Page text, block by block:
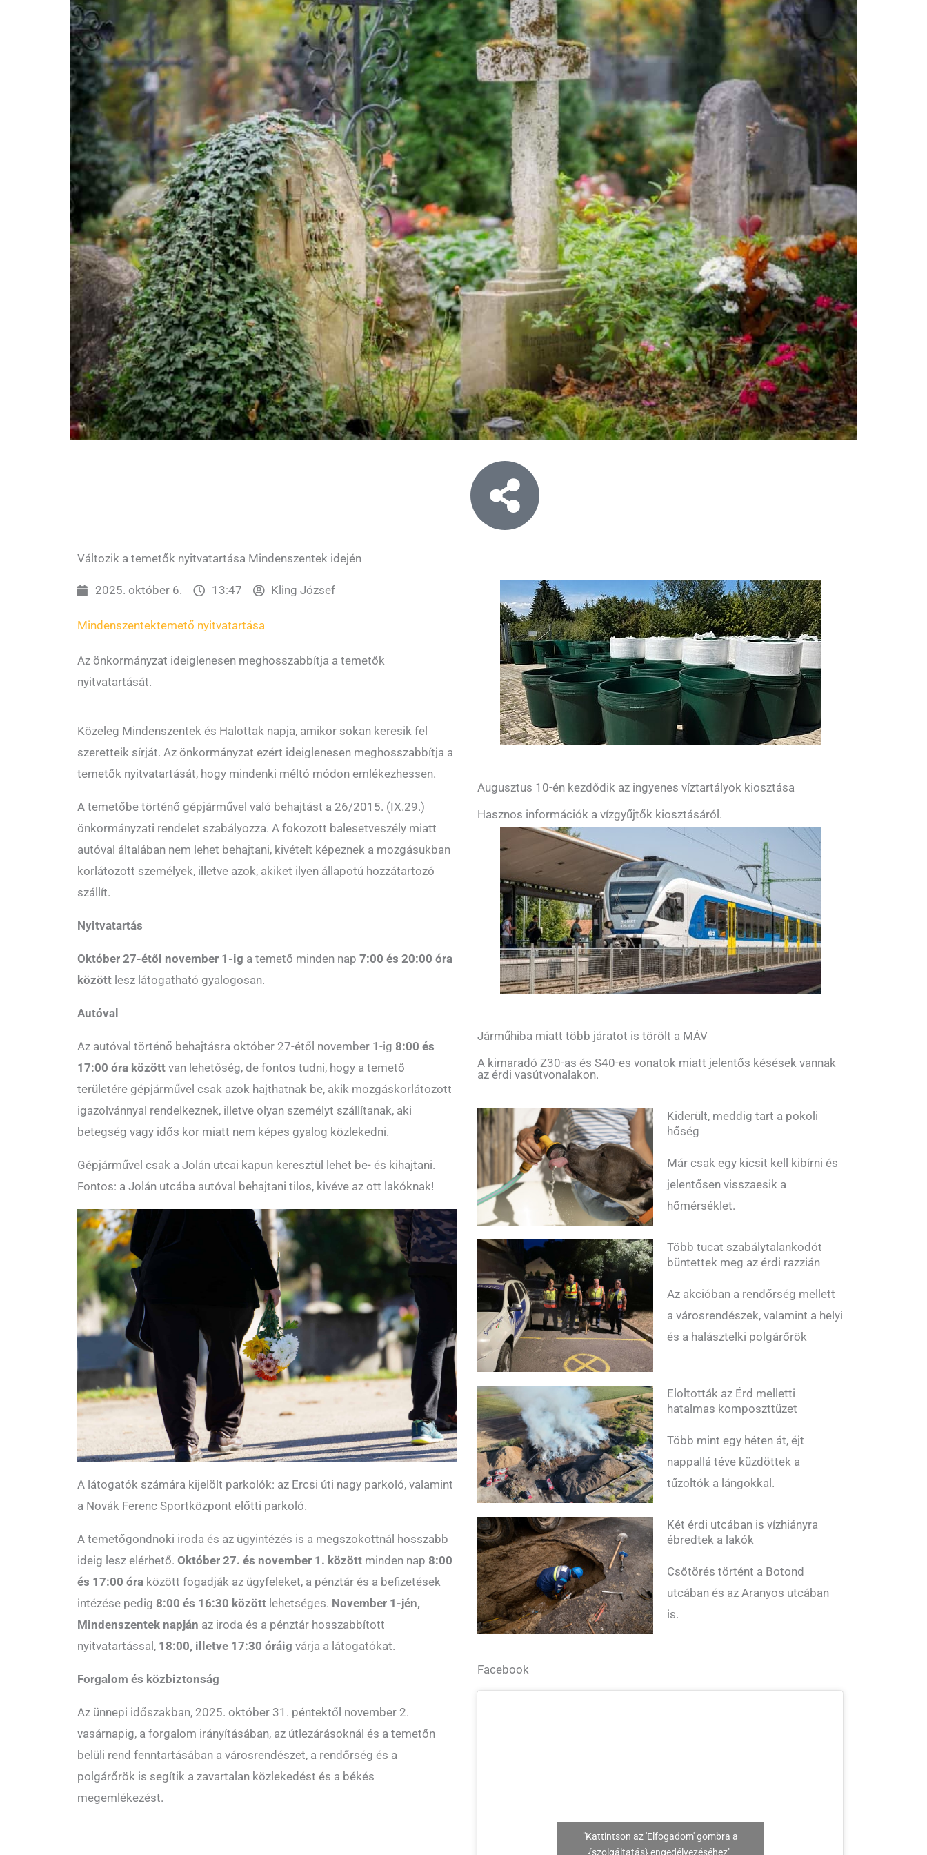
Változik a temetők nyitvatartása Mindenszentek idején
2025. október 6. 13:47 Kling József
Mindenszentektemető nyitvatartása
Az önkormányzat ideiglenesen meghosszabbítja a temetők
nyitvatartását.
Közeleg Mindenszentek és Halottak napja, amikor sokan keresik fel
szeretteik sírját. Az önkormányzat ezért ideiglenesen meghosszabbítja a
temetők nyitvatartását, hogy mindenki méltó módon emlékezhessen.
A temetőbe történő gépjárművel való behajtást a 26/2015. (IX.29.)
önkormányzati rendelet szabályozza. A fokozott balesetveszély miatt
autóval általában nem lehet behajtani, kivételt képeznek a mozgásukban
korlátozott személyek, illetve azok, akiket ilyen állapotú hozzátartozó
szállít.
Nyitvatartás
Október 27-étől november 1-ig a temető minden nap 7:00 és 20:00 óra
között lesz látogatható gyalogosan.
Autóval
Az autóval történő behajtásra október 27-étől november 1-ig 8:00 és
17:00 óra között van lehetőség, de fontos tudni, hogy a temető
területére gépjárművel csak azok hajthatnak be, akik mozgáskorlátozott
igazolvánnyal rendelkeznek, illetve olyan személyt szállítanak, aki
betegség vagy idős kor miatt nem képes gyalog közlekedni.
Gépjárművel csak a Jolán utcai kapun keresztül lehet be- és kihajtani.
Fontos: a Jolán utcába autóval behajtani tilos, kivéve az ott lakóknak!
A látogatók számára kijelölt parkolók: az Ercsi úti nagy parkoló, valamint
a Novák Ferenc Sportközpont előtti parkoló.
A temetőgondnoki iroda és az ügyintézés is a megszokottnál hosszabb
ideig lesz elérhető. Október 27. és november 1. között minden nap 8:00
és 17:00 óra között fogadják az ügyfeleket, a pénztár és a befizetések
intézése pedig 8:00 és 16:30 között lehetséges. November 1-jén,
Mindenszentek napján az iroda és a pénztár hosszabbított
nyitvatartással, 18:00, illetve 17:30 óráig várja a látogatókat.
Forgalom és közbiztonság
Az ünnepi időszakban, 2025. október 31. péntektől november 2.
vasárnapig, a forgalom irányításában, az útlezárásoknál és a temetőn
belüli rend fenntartásában a városrendészet, a rendőrség és a
polgárőrök is segítik a zavartalan közlekedést és a békés
megemlékezést.
Augusztus 10-én kezdődik az ingyenes víztartályok kiosztása
Hasznos információk a vízgyűjtők kiosztásáról.
Járműhiba miatt több járatot is törölt a MÁV
A kimaradó Z30-as és S40-es vonatok miatt jelentős késések vannak
az érdi vasútvonalakon.
Kiderült, meddig tart a pokoli
hőség
Már csak egy kicsit kell kibírni és
jelentősen visszaesik a
hőmérséklet.
Több tucat szabálytalankodót
büntettek meg az érdi razzián
Az akcióban a rendőrség mellett
a városrendészek, valamint a helyi
és a halásztelki polgárőrök
Eloltották az Érd melletti
hatalmas komposzttüzet
Több mint egy héten át, éjt
nappallá téve küzdöttek a
tűzoltók a lángokkal.
Két érdi utcában is vízhiányra
ébredtek a lakók
Csőtörés történt a Botond
utcában és az Aranyos utcában
is.
Facebook
"Kattintson az 'Elfogadom' gombra a
{szolgáltatás} engedélyezéséhez"